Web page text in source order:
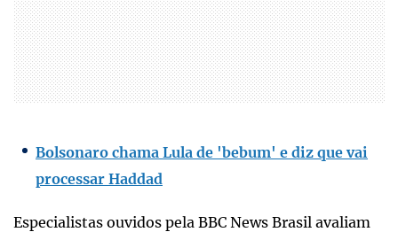
Bolsonaro chama Lula de 'bebum' e diz que vai
processar Haddad
Especialistas ouvidos pela BBC News Brasil avaliam